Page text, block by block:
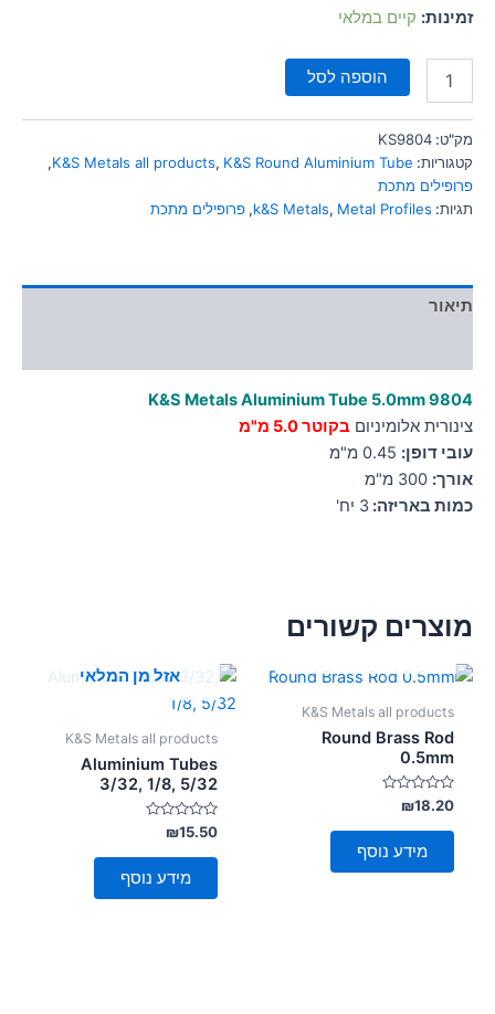
font_download סמן קישורים זמינות: קיים במלאי
הוספה לסל
מק"ט: KS9804
קטגוריות:
K&S Metals all products, K&S Round Aluminium Tube
,
פרופילים מתכת
תגיות:
k&S Metals, Metal Profiles
, פרופילים מתכת
תיאור
K&S Metals Aluminium Tube 5.0mm9804
צינורית אלומיניום בקוטר 5.0 מ"מ
עובי דופן:
אורך:
כמות באריזה: 3 יח'
מוצרים קשורים
K&S Metals all products
Round Brass Rod
0.5mm
דורג
0
מתוך
₪18.20
מידע נוסף
אזל מן המלאי
K&S Metals all products
Aluminium Tubes
3/32, 1/8, 5/32
דורג
0
מתוך
₪15.50
מידע נוסף